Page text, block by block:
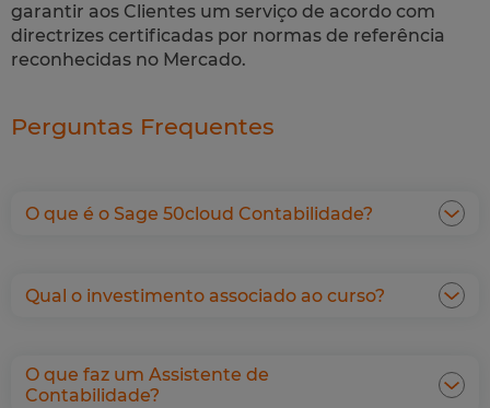
garantir aos Clientes um serviço de acordo com
directrizes certificadas por normas de referência
reconhecidas no Mercado.
Perguntas Frequentes
O que é o Sage 50cloud Contabilidade?
Qual o investimento associado ao curso?
O que faz um Assistente de
Contabilidade?